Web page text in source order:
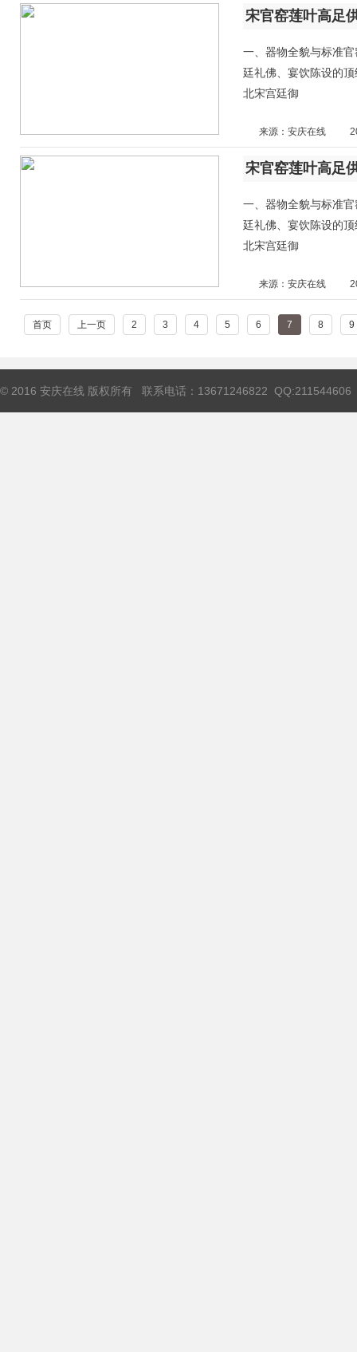
一、器物全貌与标准
廷礼佛、宴饮陈设的
北宋宫廷御
来源：安庆在线
一、器物全貌与标准
廷礼佛、宴饮陈设的
北宋宫廷御
来源：安庆在线
首页 上一页 2 3 4 5 6 7 8 9
© 2016 安庆在线 版权所有 联系电话：13671246822